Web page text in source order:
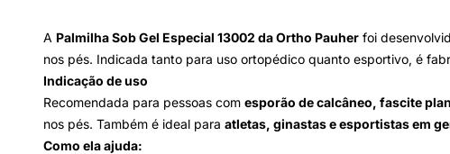
A Palmilha Sob Gel Especial 13002 da Ortho Pauher foi
nos pés. Indicada tanto para uso ortopédico quanto esportivo, é
Indicação de uso
Recomendada para pessoas com esporão de calcâneo, fascite
nos pés. Também é ideal para atletas, ginastas e esportistas em
Como ela ajuda: